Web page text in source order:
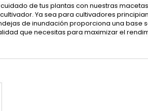
de tus plantas con nuestras
Ya sea para cultivadores
de inundación proporciona una base
que necesitas para maximizar el